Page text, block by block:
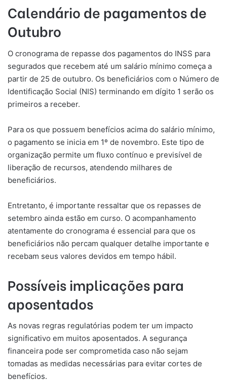
Calendário de pagamentos de
Outubro
O cronograma de repasse dos pagamentos do INSS para
segurados que recebem até um salário mínimo começa a
partir de 25 de outubro. Os beneficiários com o Número de
Identificação Social (NIS) terminando em dígito 1 serão os
primeiros a receber.
Para os que possuem benefícios acima do salário mínimo,
o pagamento se inicia em 1º de novembro. Este tipo de
organização permite um fluxo contínuo e previsível de
liberação de recursos, atendendo milhares de
beneficiários.
Entretanto, é importante ressaltar que os repasses de
setembro ainda estão em curso. O acompanhamento
atentamente do cronograma é essencial para que os
beneficiários não percam qualquer detalhe importante e
recebam seus valores devidos em tempo hábil.
Possíveis implicações para
aposentados
As novas regras regulatórias podem ter um impacto
significativo em muitos aposentados. A segurança
financeira pode ser comprometida caso não sejam
tomadas as medidas necessárias para evitar cortes de
benefícios.